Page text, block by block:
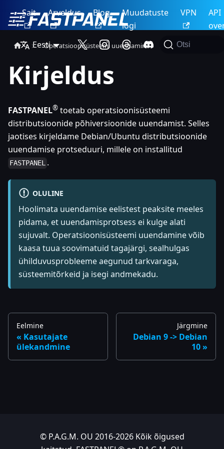
Sait Arveldus Blog
Muudatuste
logi
VPN
API
Eesti
Otsi
Operatsioonisüsteemi uuendamine Sissejuhatus
Kirjeldus
FASTPANEL® toetab operatsioonisüsteemi
distributsioonide põhiversioonide uuendamist. Selles
jaotises kirjeldame Debian/Ubuntu distributsioonide
uuendamise protseduuri, millele on installitud
FASTPANEL .
OLULINE
Hoolimata uuendamise eelistest peaksite meeles
pidama, et uuendamisprotsess ei kulge alati
sujuvalt. Operatsioonisüsteemi uuendamine võib
kaasa tuua soovimatuid tagajärgi, sealhulgas
ühilduvusprobleeme aegunud tarkvaraga,
süsteemitõrkeid ja isegi andmekadu.
Eelmine
Kasutajate
ülekandmine
Järgmine
Debian 9 -> Debian
10
© P.A.G.M. OU 2016-2026 Kõik õigused